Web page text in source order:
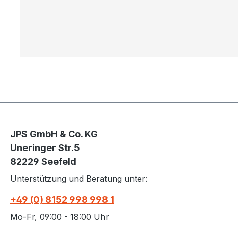
JPS GmbH & Co. KG
Uneringer Str.5
82229 Seefeld
Unterstützung und Beratung unter:
+49 (0) 8152 998 998 1
Mo-Fr, 09:00 - 18:00 Uhr